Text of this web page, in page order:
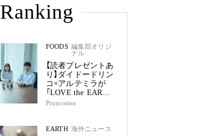
Ranking
FOODS 編集部オリジ
ナル
【読者プレゼントあ
り】ダイドードリン
コ×アルテミラが
「LOVE the EARTH
シリーズ」で目指す
Promotion
EARTH 海外ニュース